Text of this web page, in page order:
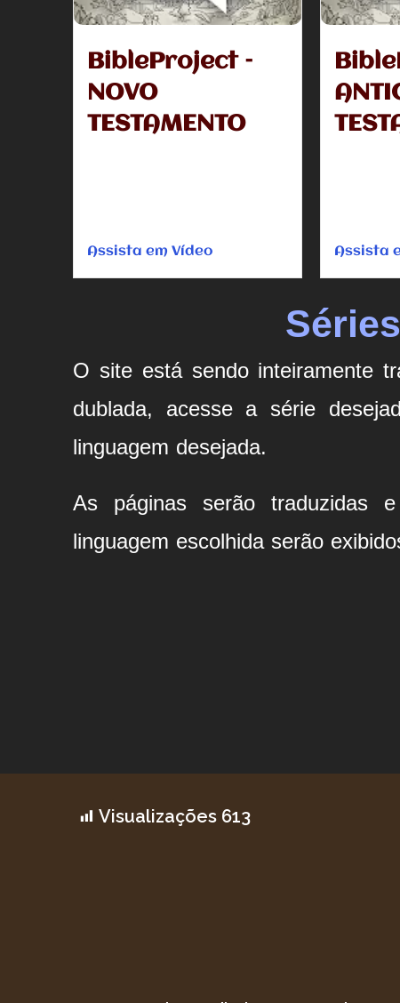
BibleProject –
NOVO
TESTAMENTO
Assista em Vídeo Assista
O site está sendo inteiramente
dublada, acesse a série
linguagem desejada.
As páginas serão traduzidas
linguagem escolhida serão
Visualizações 613